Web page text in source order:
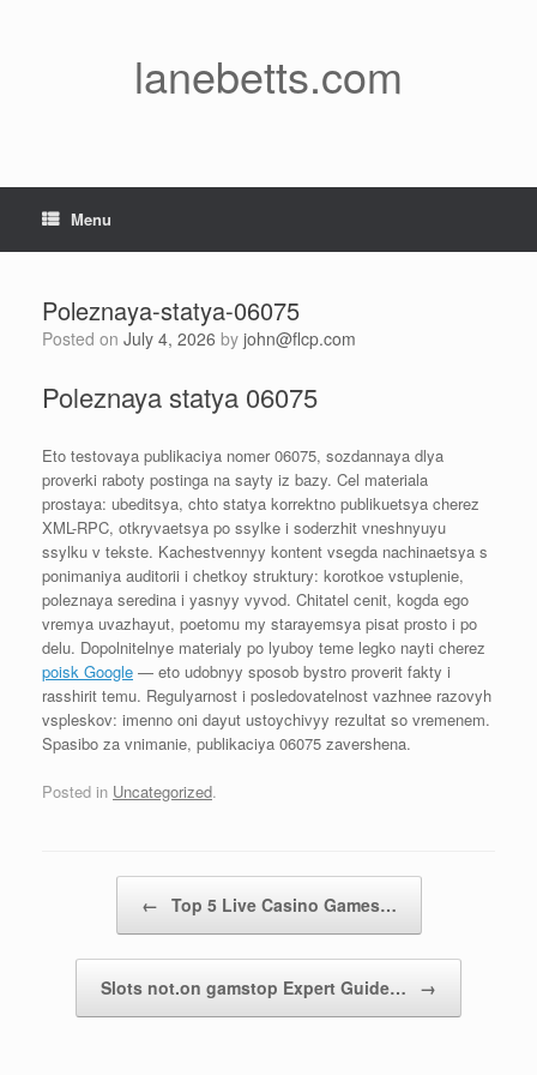
lanebetts.com
Menu
Poleznaya-statya-06075
Posted on July 4, 2026 by john@flcp.com
Poleznaya statya 06075
Eto testovaya publikaciya nomer 06075, sozdannaya dlya
proverki raboty postinga na sayty iz bazy. Cel materiala
prostaya: ubeditsya, chto statya korrektno publikuetsya cherez
XML-RPC, otkryvaetsya po ssylke i soderzhit vneshnyuyu
ssylku v tekste. Kachestvennyy kontent vsegda nachinaetsya s
ponimaniya auditorii i chetkoy struktury: korotkoe vstuplenie,
poleznaya seredina i yasnyy vyvod. Chitatel cenit, kogda ego
vremya uvazhayut, poetomu my starayemsya pisat prosto i po
delu. Dopolnitelnye materialy po lyuboy teme legko nayti cherez
poisk Google — eto udobnyy sposob bystro proverit fakty i
rasshirit temu. Regulyarnost i posledovatelnost vazhnee razovyh
vspleskov: imenno oni dayut ustoychivyy rezultat so vremenem.
Spasibo za vnimanie, publikaciya 06075 zavershena.
Posted in Uncategorized.
← Top 5 Live Casino Games…
Slots not.on gamstop Expert Guide… →